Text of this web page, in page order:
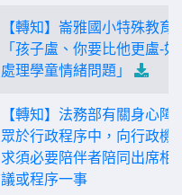
【轉知】崙雅國小特殊教育
「孩子盧、你要比他更盧-如
處理學童情緒問題」
【轉知】法務部有關身心障
眾於行政程序中，向行政機
求須必要陪伴者陪同出席相
議或程序一事